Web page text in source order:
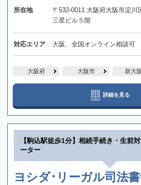
所在地
〒532-0011 大阪府大阪市淀
三星ビル５階
対応エリア 大阪、全国オンライン相談可
大阪府 大阪市 新大
詳細を見る
【駒込駅徒歩1分】相続手続き・生前
ーター
ヨシダ･リーガル司法